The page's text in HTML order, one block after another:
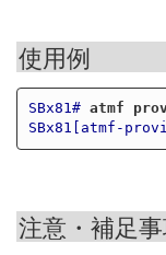
使用例
SBx81# atmf
SBx81[atmf-
注意・補足